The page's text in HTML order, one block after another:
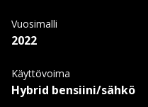
Vuosimalli
2022
Käyttövoima
Hybrid bensiini/sähkö